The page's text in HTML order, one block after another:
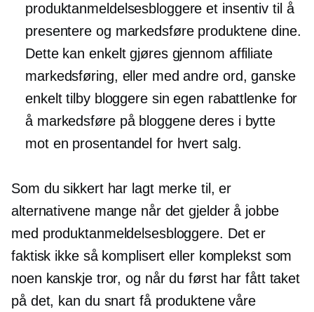
produktanmeldelsesbloggere et insentiv til å
presentere og markedsføre produktene dine.
Dette kan enkelt gjøres gjennom affiliate
markedsføring, eller med andre ord, ganske
enkelt tilby bloggere sin egen rabattlenke for
å markedsføre på bloggene deres i bytte
mot en prosentandel for hvert salg.
Som du sikkert har lagt merke til, er
alternativene mange når det gjelder å jobbe
med produktanmeldelsesbloggere. Det er
faktisk ikke så komplisert eller komplekst som
noen kanskje tror, ​​og når du først har fått taket
på det, kan du snart få produktene våre